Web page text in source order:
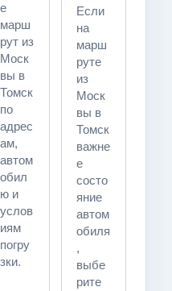
е
марш
рут из
Моск
вы в
Томск
по
адрес
ам,
автом
обил
ю и
услов
иям
погру
зки.
Если
на
марш
руте
из
Моск
вы в
Томск
важне
е
состо
яние
автом
обиля
,
выбе
рите